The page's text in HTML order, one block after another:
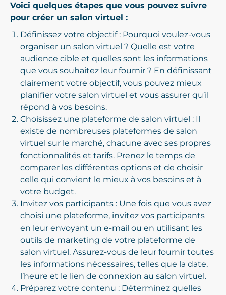
Voici quelques étapes que vous pouvez suivre
pour créer un salon virtuel :
Définissez votre objectif : Pourquoi voulez-vous
organiser un salon virtuel ? Quelle est votre
audience cible et quelles sont les informations
que vous souhaitez leur fournir ? En définissant
clairement votre objectif, vous pouvez mieux
planifier votre salon virtuel et vous assurer qu’il
répond à vos besoins.
Choisissez une plateforme de salon virtuel : Il
existe de nombreuses plateformes de salon
virtuel sur le marché, chacune avec ses propres
fonctionnalités et tarifs. Prenez le temps de
comparer les différentes options et de choisir
celle qui convient le mieux à vos besoins et à
votre budget.
Invitez vos participants : Une fois que vous avez
choisi une plateforme, invitez vos participants
en leur envoyant un e-mail ou en utilisant les
outils de marketing de votre plateforme de
salon virtuel. Assurez-vous de leur fournir toutes
les informations nécessaires, telles que la date,
l’heure et le lien de connexion au salon virtuel.
Préparez votre contenu : Déterminez quelles